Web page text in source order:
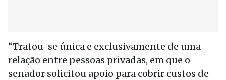
“Tratou-se única e exclusivamente de uma
relação entre pessoas privadas, em que o
senador solicitou apoio para cobrir custos de